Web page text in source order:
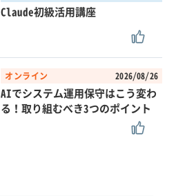
Claude初級活用講座
オンライン 2026/08/26
AIでシステム運用保守はこう変わ
る！取り組むべき3つのポイント